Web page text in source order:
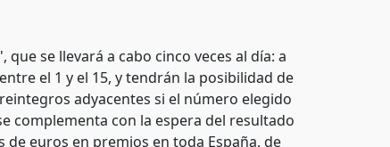
se llevará a cabo cinco veces al día: a
el 1 y el 15, y tendrán la posibilidad de
adyacentes si el número elegido
complementa con la espera del resultado
de euros en premios en toda España, de